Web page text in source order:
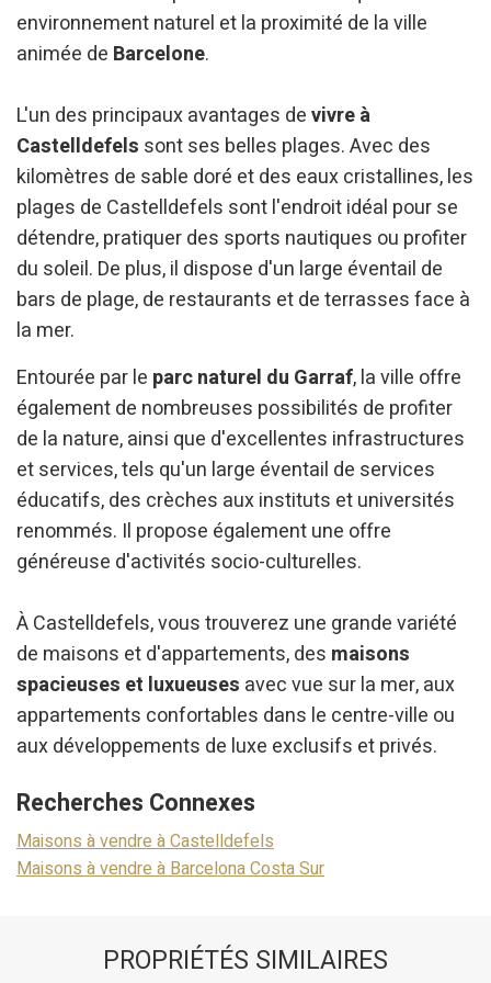
environnement naturel et la proximité de la ville
animée de Barcelone.
L'un des principaux avantages devivre à
Castelldefels sont ses belles plages. Avec des
kilomètres de sable doré et des eaux cristallines, les
plages de Castelldefels sont l'endroit idéal pour se
détendre, pratiquer des sports nautiques ou profiter
du soleil. De plus, il dispose d'un large éventail de
bars de plage, de restaurants et de terrasses face à
la mer.
Entourée par le parc naturel du Garraf, la ville offre
également de nombreuses possibilités de profiter
de la nature, ainsi que d'excellentes infrastructures
et services, tels qu'un large éventail de services
éducatifs, des crèches aux instituts et universités
renommés. Il propose également une offre
généreuse d'activités socio-culturelles.
À Castelldefels, vous trouverez une grande variété
de maisons et d'appartements, des maisons
spacieuses et luxueuses avec vue sur la mer, aux
appartements confortables dans le centre-ville ou
aux développements de luxe exclusifs et privés.
Recherches Connexes
Maisons à vendre à Castelldefels
Maisons à vendre à Barcelona Costa Sur
PROPRIÉTÉS SIMILAIRES